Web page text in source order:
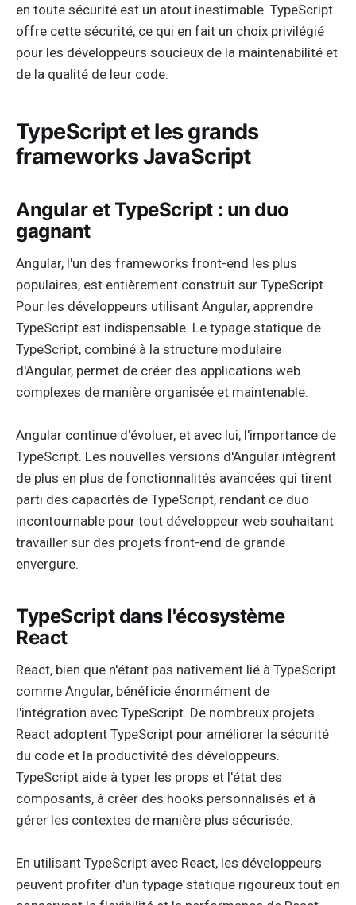
en toute sécurité est un atout inestimable. TypeScript
offre cette sécurité, ce qui en fait un choix privilégié
pour les développeurs soucieux de la maintenabilité et
de la qualité de leur code.
TypeScript et les grands
frameworks JavaScript
Angular et TypeScript : un duo
gagnant
Angular, l'un des frameworks front-end les plus
populaires, est entièrement construit sur TypeScript.
Pour les développeurs utilisant Angular, apprendre
TypeScript est indispensable. Le typage statique de
TypeScript, combiné à la structure modulaire
d'Angular, permet de créer des applications web
complexes de manière organisée et maintenable.
Angular continue d'évoluer, et avec lui, l'importance de
TypeScript. Les nouvelles versions d'Angular intègrent
de plus en plus de fonctionnalités avancées qui tirent
parti des capacités de TypeScript, rendant ce duo
incontournable pour tout développeur web souhaitant
travailler sur des projets front-end de grande
envergure.
TypeScript dans l'écosystème
React
React, bien que n'étant pas nativement lié à TypeScript
comme Angular, bénéficie énormément de
l'intégration avec TypeScript. De nombreux projets
React adoptent TypeScript pour améliorer la sécurité
du code et la productivité des développeurs.
TypeScript aide à typer les props et l'état des
composants, à créer des hooks personnalisés et à
gérer les contextes de manière plus sécurisée.
En utilisant TypeScript avec React, les développeurs
peuvent profiter d'un typage statique rigoureux tout en